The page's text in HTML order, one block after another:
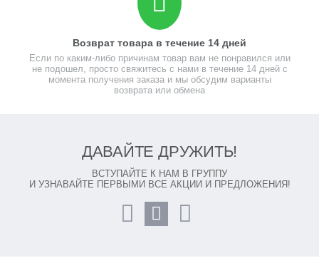
Возврат товара в течение 14 дней
Если по каким-либо причинам товар вам не понравился или
не подошел, просто свяжитесь с нами в течение 14 дней с
момента получения заказа и мы обсудим варианты
возврата или обмена
ДАВАЙТЕ ДРУЖИТЬ!
ВСТУПАЙТЕ К НАМ В ГРУППУ
И УЗНАВАЙТЕ ПЕРВЫМИ ВСЕ АКЦИИ И ПРЕДЛОЖЕНИЯ!